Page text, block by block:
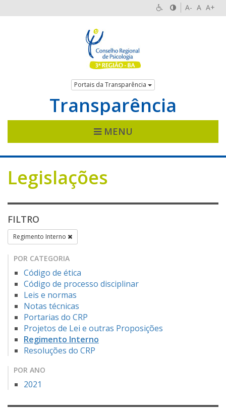
A- A A+
Portais da Transparência
Transparência
MENU
Legislações
FILTRO
Regimento Interno
POR CATEGORIA
Código de ética
Código de processo disciplinar
Leis e normas
Notas técnicas
Portarias do CRP
Projetos de Lei e outras Proposições
Regimento Interno
Resoluções do CRP
POR ANO
2021